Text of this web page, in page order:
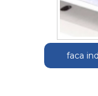
faca